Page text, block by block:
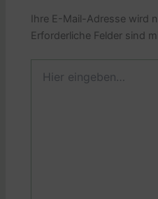
Ihre E-Mail-Adresse wird
Erforderliche Felder sind
eingeben…